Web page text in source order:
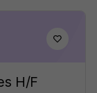
H/F